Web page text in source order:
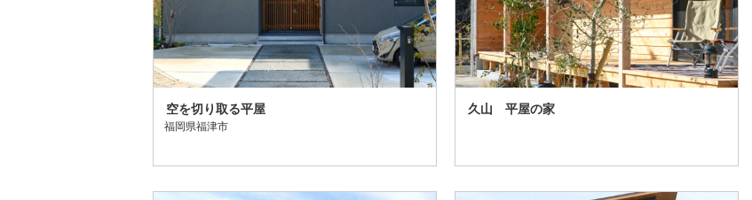
空を切り取る平屋
福岡県福津市
久山 平屋の家